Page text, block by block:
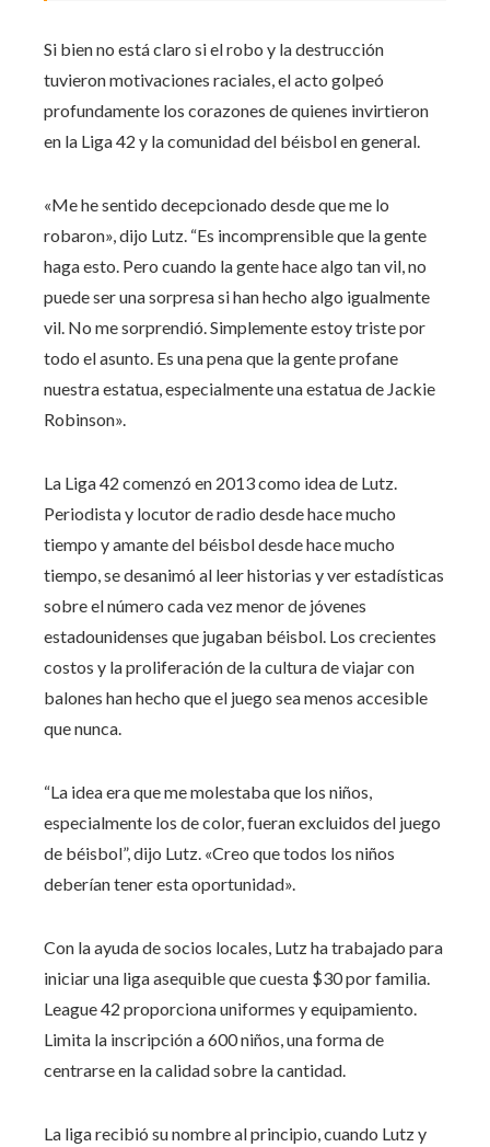
Si bien no está claro si el robo y la destrucción
tuvieron motivaciones raciales, el acto golpeó
profundamente los corazones de quienes invirtieron
en la Liga 42 y la comunidad del béisbol en general.
«Me he sentido decepcionado desde que me lo
robaron», dijo Lutz. “Es incomprensible que la gente
haga esto. Pero cuando la gente hace algo tan vil, no
puede ser una sorpresa si han hecho algo igualmente
vil. No me sorprendió. Simplemente estoy triste por
todo el asunto. Es una pena que la gente profane
nuestra estatua, especialmente una estatua de Jackie
Robinson».
La Liga 42 comenzó en 2013 como idea de Lutz.
Periodista y locutor de radio desde hace mucho
tiempo y amante del béisbol desde hace mucho
tiempo, se desanimó al leer historias y ver estadísticas
sobre el número cada vez menor de jóvenes
estadounidenses que jugaban béisbol. Los crecientes
costos y la proliferación de la cultura de viajar con
balones han hecho que el juego sea menos accesible
que nunca.
“La idea era que me molestaba que los niños,
especialmente los de color, fueran excluidos del juego
de béisbol”, dijo Lutz. «Creo que todos los niños
deberían tener esta oportunidad».
Con la ayuda de socios locales, Lutz ha trabajado para
iniciar una liga asequible que cuesta $30 por familia.
League 42 proporciona uniformes y equipamiento.
Limita la inscripción a 600 niños, una forma de
centrarse en la calidad sobre la cantidad.
La liga recibió su nombre al principio, cuando Lutz y